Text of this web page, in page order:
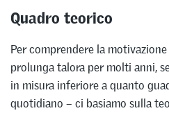
Quadro teorico
Per comprendere la
prolunga talora per molti anni,
in misura inferiore a quanto
quotidiano – ci basiamo sulla